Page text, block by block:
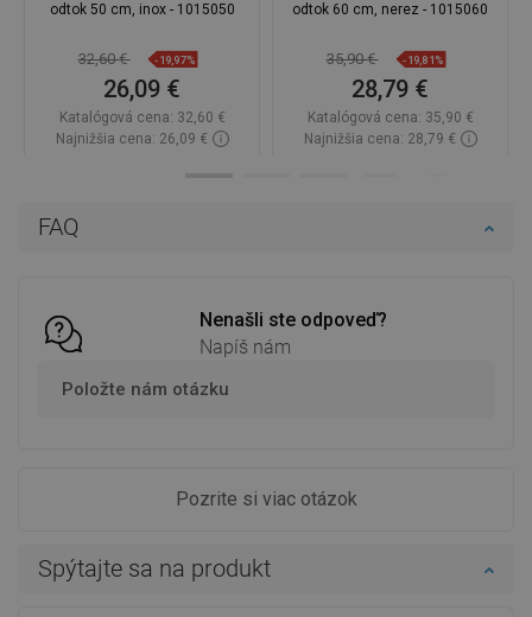
FAQ
Nenašli ste odpoveď?
Napíš nám
Položte nám otázku
Pozrite si viac otázok
Spýtajte sa na produkt
odtok 50 cm, inox - 1015050
32,60 € -19,97%
26,09 €
Katalógová cena: 32,60 €
Najnižšia cena: 26,09 €
odtok 60 cm, nerez - 1015060
35,90 € -19,81%
28,79 €
Katalógová cena: 35,90 €
Najnižšia cena: 28,79 €